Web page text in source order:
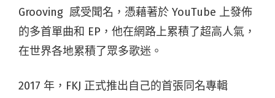
Grooving 感受聞名，憑藉著於 YouTube 上發佈
的多首單曲和 EP，他在網路上累積了超高人氣，
在世界各地累積了眾多歌迷。
2017 年，FKJ 正式推出自己的首張同名專輯